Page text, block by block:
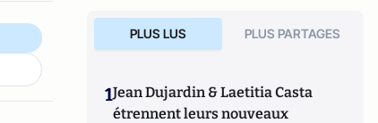
PLUS LUS PLUS PARTAGES
1Jean Dujardin & Laetitia Casta
étrennent leurs nouveaux